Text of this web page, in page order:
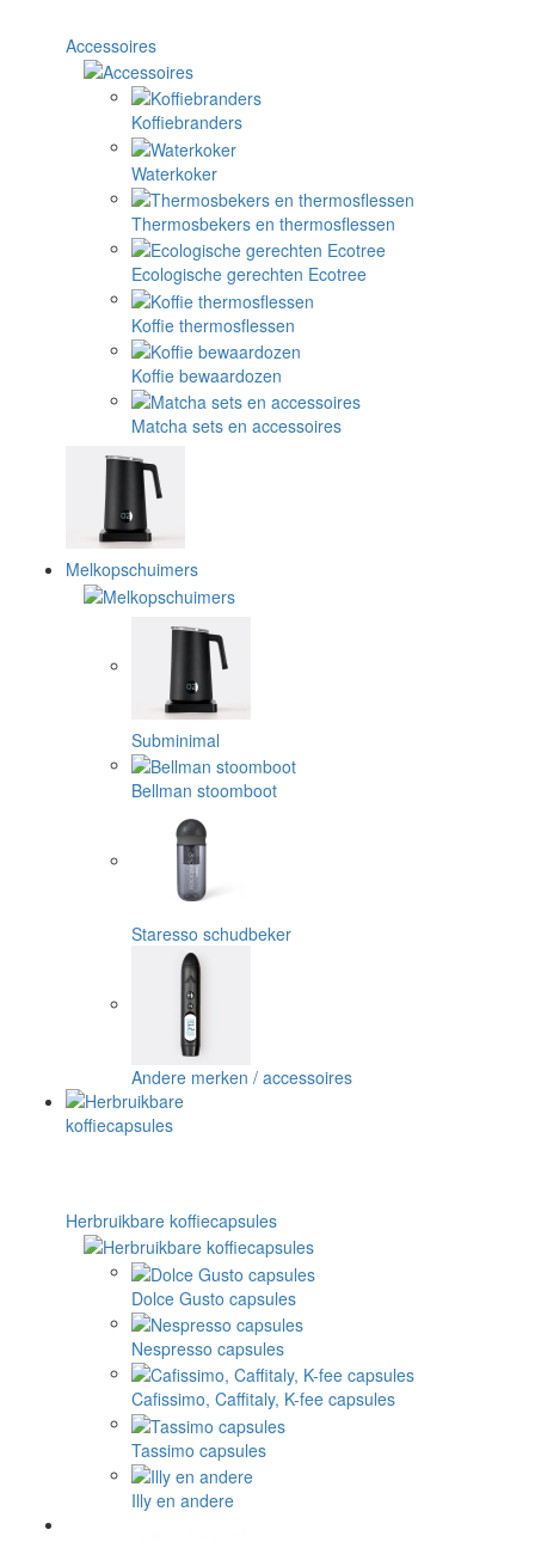
Accessoires
Koffiebranders
Waterkoker
Thermosbekers en thermosflessen
Ecologische gerechten Ecotree
Koffie thermosflessen
Koffie bewaardozen
Matcha sets en accessoires
Melkopschuimers
Subminimal
Bellman stoomboot
Staresso schudbeker
Andere merken / accessoires
Herbruikbare koffiecapsules
Dolce Gusto capsules
Nespresso capsules
Cafissimo, Caffitaly, K-fee capsules
Tassimo capsules
Illy en andere